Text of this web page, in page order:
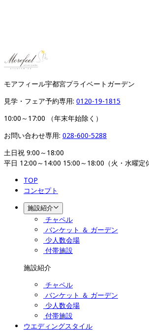
モアフィール宇都宮プライベートガーデン
見学・フェア予約専用: 0120-19-1815
10:00～17:00 （年末年始除く）
お問い合わせ専用: 028-600-5288
土日祝 9:00～18:00
平日 12:00～14:00 15:00～18:00（火・水曜定
TOP
コンセプト
施設紹介
チャペル
バンケット ＆ ガーデン
少人数会場
付帯施設
施設紹介
チャペル
バンケット ＆ ガーデン
少人数会場
付帯施設
ウエディングスタイル